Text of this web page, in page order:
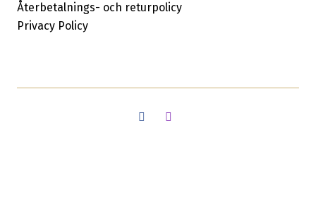
Återbetalnings- och returpolicy
Privacy Policy
FacebookInstagram